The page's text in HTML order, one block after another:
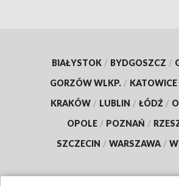
BIAŁYSTOK / BYDGOSZCZ /
GORZÓW WLKP. / KATOWICE
KRAKÓW / LUBLIN / ŁÓDŹ /
OPOLE / POZNAŃ /
SZCZECIN / WARSZAWA /